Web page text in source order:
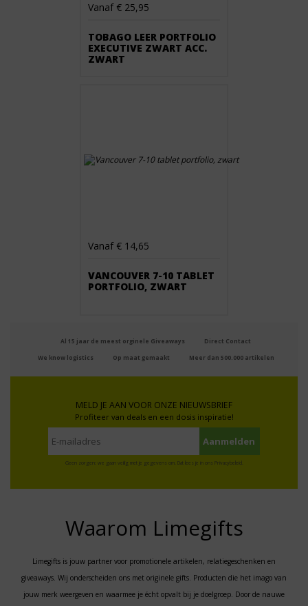
Vanaf € 25,95
TOBAGO LEER PORTFOLIO
EXECUTIVE ZWART ACC.
ZWART
Vanaf € 14,65
VANCOUVER 7-10 TABLET
PORTFOLIO, ZWART
Al 15 jaar de meest orginele Giveaways Direct Contact
We know logistics Op maat gemaakt Meer dan 500.000 artikelen
MELD JE AAN VOOR ONZE NIEUWSBRIEF
Profiteer van deals en een dosis inspiratie!
Geen zorgen: we gaan veilig met je gegevens om. Dat lees je in ons Privacybeleid.
Waarom Limegifts
Limegifts is jouw partner voor promotionele artikelen, relatiegeschenken en
giveaways. Wij onderscheiden ons met originele gifts. Producten die het imago van
jouw merk weergeven en waarmee je écht opvalt bij je doelgroep. Door de nauwe